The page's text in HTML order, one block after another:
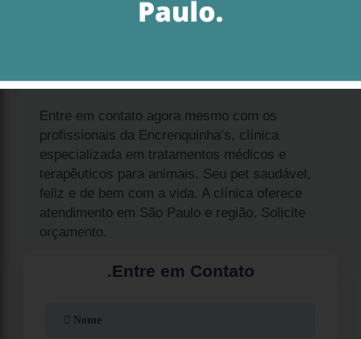
possível. Entenda melhor sobre o assunto:
animal?
Entre em contato agora mesmo com os
profissionais da Encrenquinha’s, clínica
especializada em tratamentos médicos e
terapêuticos para animais. Seu pet saudável,
feliz e de bem com a vida. A clínica oferece
atendimento em São Paulo e região. Solicite
orçamento.
.Entre em Contato